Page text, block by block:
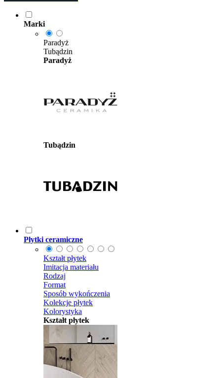
Marki
Paradyż
Tubądzin
Paradyż
Tubądzin
Płytki ceramiczne
Kształt płytek
Imitacja materiału
Rodzaj
Format
Sposób wykończenia
Kolekcje płytek
Kolorystyka
Kształt płytek